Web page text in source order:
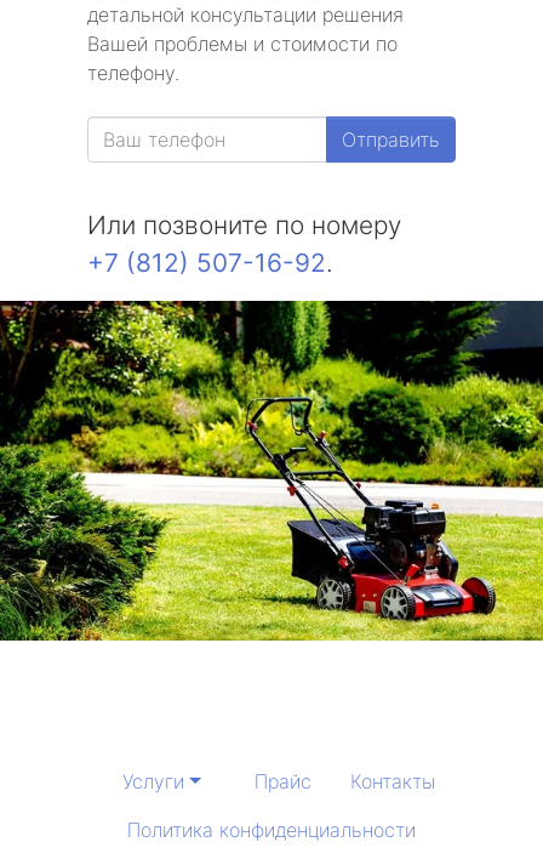
детальной консультации решения
Вашей проблемы и стоимости по
телефону.
Отправить
Или позвоните по номеру
+7 (812) 507-16-92.
Услуги Прайс
Контакты
Политика конфиденциальности